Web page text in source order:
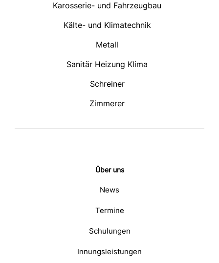
Karosserie- und Fahrzeugbau
Kälte- und Klimatechnik
Metall
Sanitär Heizung Klima
Schreiner
Zimmerer
Über uns
News
Termine
Schulungen
Innungsleistungen